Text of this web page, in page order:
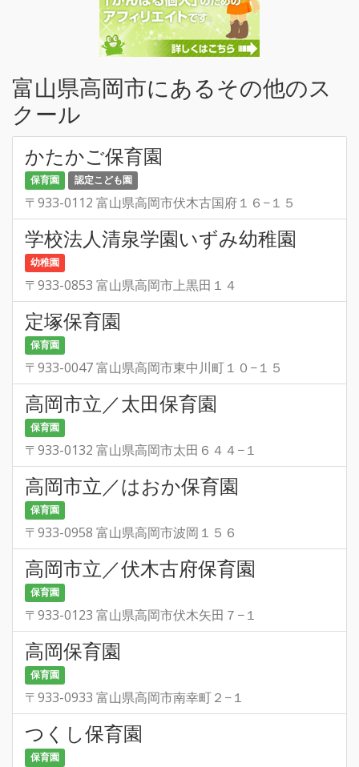
富山県高岡市にあるその他のス
クール
かたかご保育園
保育園 認定こども園
〒933-0112 富山県高岡市伏木古国府１６−１５
学校法人清泉学園いずみ幼稚園
幼稚園
〒933-0853 富山県高岡市上黒田１４
定塚保育園
保育園
〒933-0047 富山県高岡市東中川町１０−１５
高岡市立／太田保育園
保育園
〒933-0132 富山県高岡市太田６４４−１
高岡市立／はおか保育園
保育園
〒933-0958 富山県高岡市波岡１５６
高岡市立／伏木古府保育園
保育園
〒933-0123 富山県高岡市伏木矢田７−１
高岡保育園
保育園
〒933-0933 富山県高岡市南幸町２−１
つくし保育園
保育園